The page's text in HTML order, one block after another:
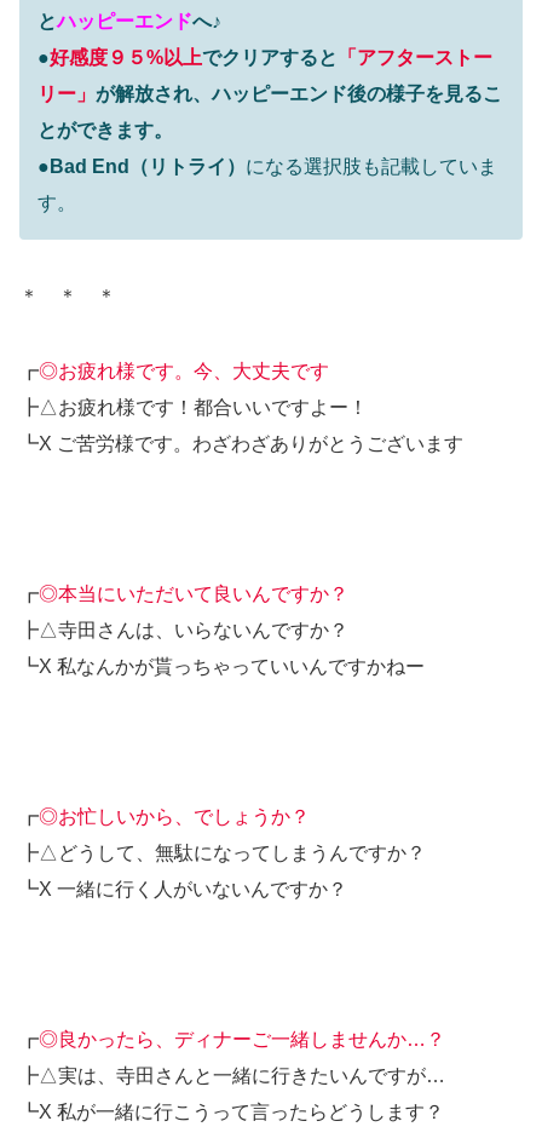
とハッピーエンドへ♪
●好感度９５%以上でクリアすると
「アフターストー
リー」 が解放され、ハッピーエンド後の様子を見るこ
とができます。
● Bad End（リトライ） になる選択肢も記載していま
す。
＊ ＊ ＊
┏◎お疲れ様です。今、大丈夫です
┣△お疲れ様です！都合いいですよー！
┗X ご苦労様です。わざわざありがとうございます
┏◎本当にいただいて良いんですか？
┣△寺田さんは、いらないんですか？
┗X 私なんかが貰っちゃっていいんですかねー
┏◎お忙しいから、でしょうか？
┣△どうして、無駄になってしまうんですか？
┗X 一緒に行く人がいないんですか？
┏◎良かったら、ディナーご一緒しませんか…？
┣△実は、寺田さんと一緒に行きたいんですが…
┗X 私が一緒に行こうって言ったらどうします？